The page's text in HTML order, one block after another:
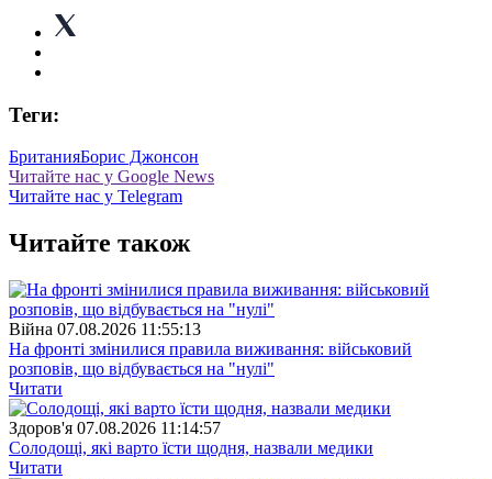
Теги:
БританияБорис Джонсон
Читайте нас у Google News
Читайте нас у Telegram
Читайте також
Війна 07.08.2026 11:55:13
На фронті змінилися правила виживання: військовий
розповів, що відбувається на "нулі"
Читати
Здоров'я 07.08.2026 11:14:57
Солодощі, які варто їсти щодня, назвали медики
Читати